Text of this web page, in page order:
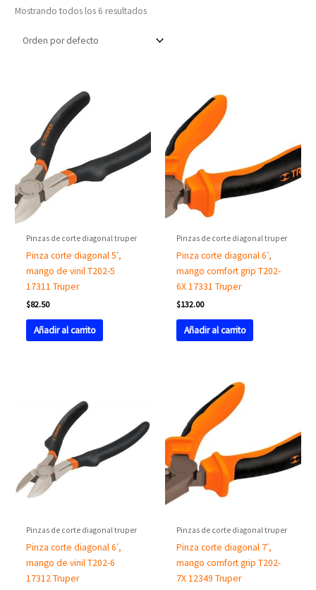
Mostrando todos los 6 resultados
Pinzas de corte diagonal truper
Pinza corte diagonal 5′,
mango de vinil T202-5
17311 Truper
$82.50
Añadir al carrito
Pinzas de corte diagonal truper
Pinza corte diagonal 6′,
mango comfort grip T202-
6X 17331 Truper
$132.00
Añadir al carrito
Pinzas de corte diagonal truper
Pinza corte diagonal 6′,
mango de vinil T202-6
17312 Truper
Pinzas de corte diagonal truper
Pinza corte diagonal 7′,
mango comfort grip T202-
7X 12349 Truper